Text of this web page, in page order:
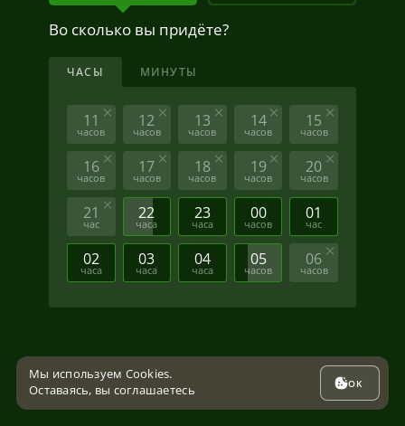
Во сколько вы придёте?
ЧАСЫ МИНУТЫ
11
часов
12
часов
13
часов
14
часов
15
часов
16
часов
17
часов
18
часов
19
часов
20
часов
21
час
22
часа
23
часа
00
часов
01
час
02
часа
03
часа
04
часа
05
часов
06
часов
Мы используем Cookies.
Оставаясь, вы соглашаетесь
OK